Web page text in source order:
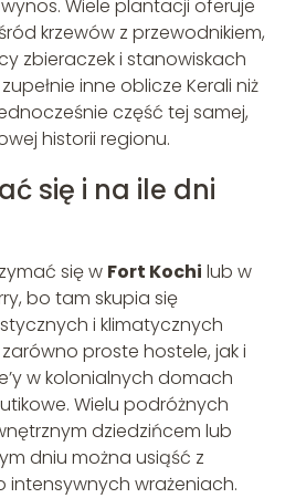
Wiele plantacji oferuje
krzewów z przewodnikiem,
zbieraczek i stanowiskach
inne oblicze Kerali niż
część tej samej,
historii regionu.
się i na ile dni
się w Fort Kochi lub w
bo tam skupia się
i klimatycznych
proste hostele, jak i
w kolonialnych domach
Wielu podróżnych
dziedzińcem lub
dniu można usiąść z
intensywnych wrażeniach.